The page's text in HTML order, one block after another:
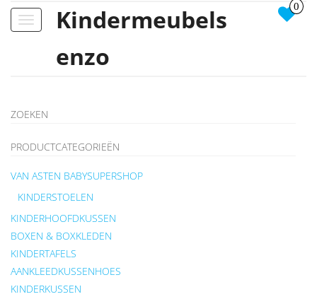
Toggle
Kindermeubels
enzo
0
ZOEKEN
PRODUCTCATEGORIEËN
VAN ASTEN BABYSUPERSHOP
KINDERSTOELEN
KINDERHOOFDKUSSEN
BOXEN & BOXKLEDEN
KINDERTAFELS
AANKLEEDKUSSENHOES
KINDERKUSSEN